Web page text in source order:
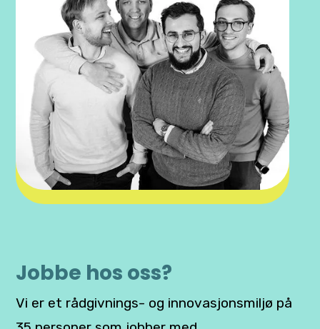
Jobbe hos oss?
Vi er et rådgivnings- og innovasjonsmiljø på